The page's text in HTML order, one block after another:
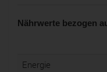
Nährwerte bezogen
Energie